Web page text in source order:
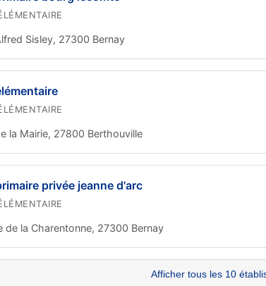
Sisley, 27300 Bernay
la Mairie, 27800 Berthouville
privée jeanne d'arc
de la Charentonne, 27300 Bernay
Afficher tous les 10